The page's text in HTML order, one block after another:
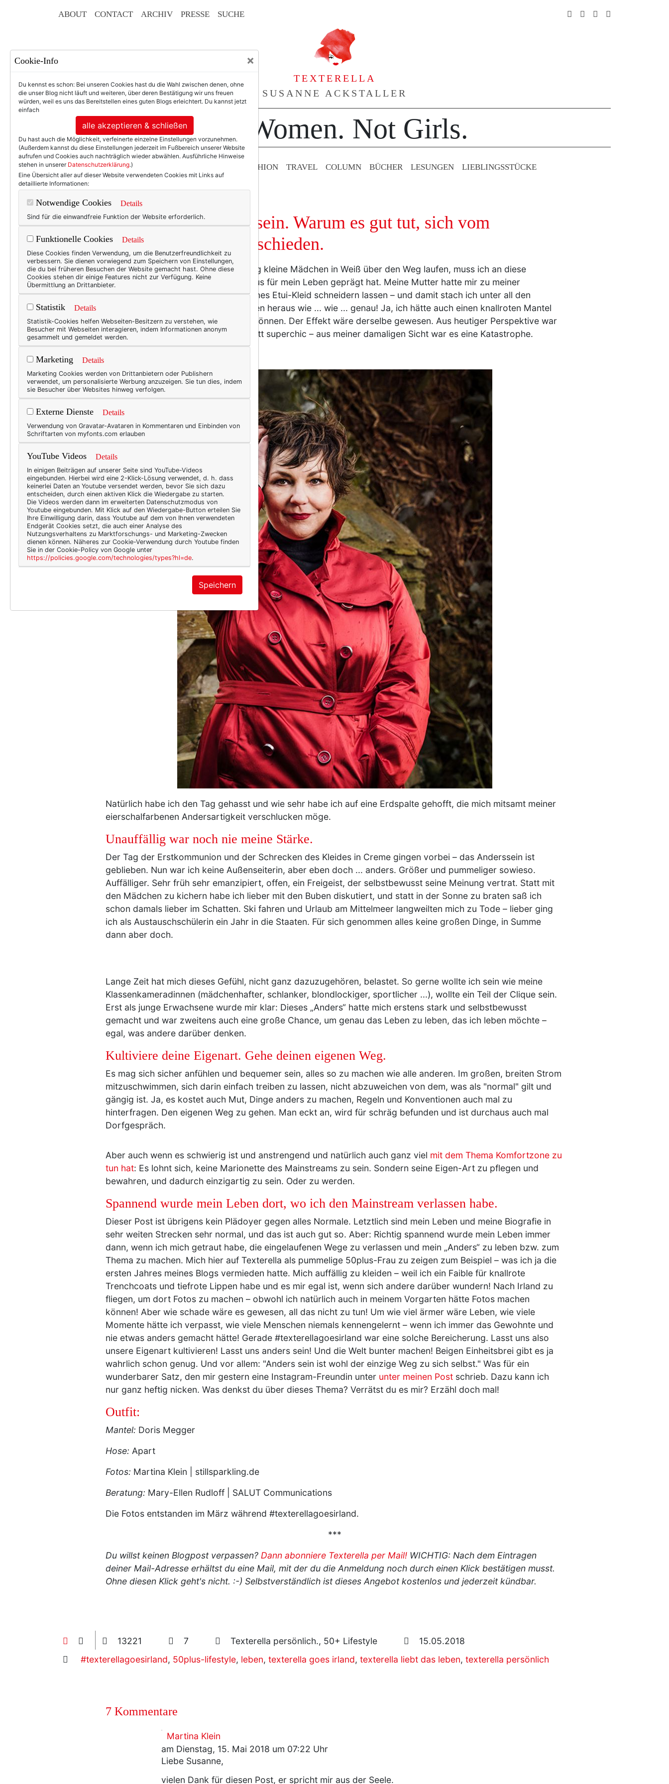
ABOUT CONTACT ARCHIV PRESSE SUCHE
TEXTERELLA
SUSANNE ACKSTALLER
For Women. Not Girls.
BEAUTY & FASHION TRAVEL COLUMN BÜCHER LESUNGEN LIEBLINGS­STÜCKE
TEXTERELLA PERSÖNLICH.
Trau dich, anders zu sein. Warum es gut tut, sich vom
Mainstream zu verabschieden.
Immer wenn mir an einem Maisonntag kleine Mädchen in Weiß über den Weg laufen, muss ich an diese
Geschichte denken, die mich durchaus für mein Leben geprägt hat. Meine Mutter hatte mir zu meiner
Erstkommunion ein eierschalenfarbenes Etui-Kleid schneidern lassen – und damit stach ich unter all den
schneeweiß-zugetüllten Kinderbräuten heraus wie ... wie ... genau! Ja, ich hätte auch einen knallroten Mantel
anstatt eines weißen Kleides tragen können. Der Effekt wäre derselbe gewesen. Aus heutiger Perspektive war
das Kleid mit seinem schlichten Schnitt superchic – aus meiner damaligen Sicht war es eine Katastrophe.
Natürlich habe ich den Tag gehasst und wie sehr habe ich auf eine Erdspalte gehofft, die mich mitsamt meiner
eierschalfarbenen Andersartigkeit verschlucken möge.
Unauffällig war noch nie meine Stärke.
Der Tag der Erstkommunion und der Schrecken des Kleides in Creme gingen vorbei – das Anderssein ist
geblieben. Nun war ich keine Außenseiterin, aber eben doch ... anders. Größer und pummeliger sowieso.
Auffälliger. Sehr früh sehr emanzipiert, offen, ein Freigeist, der selbstbewusst seine Meinung vertrat. Statt mit
den Mädchen zu kichern habe ich lieber mit den Buben diskutiert, und statt in der Sonne zu braten saß ich
schon damals lieber im Schatten. Ski fahren und Urlaub am Mittelmeer langweilten mich zu Tode – lieber ging
ich als Austauschschülerin ein Jahr in die Staaten. Für sich genommen alles keine großen Dinge, in Summe
dann aber doch.
Lange Zeit hat mich dieses Gefühl, nicht ganz dazuzugehören, belastet. So gerne wollte ich sein wie meine
Klassenkameradinnen (mädchenhafter, schlanker, blondlockiger, sportlicher ...), wollte ein Teil der Clique sein.
Erst als junge Erwachsene wurde mir klar: Dieses „Anders“ hatte mich erstens stark und selbstbewusst
gemacht und war zweitens auch eine große Chance, um genau das Leben zu leben, das ich leben möchte –
egal, was andere darüber denken.
Kultiviere deine Eigenart. Gehe deinen eigenen Weg.
Es mag sich sicher anfühlen und bequemer sein, alles so zu machen wie alle anderen. Im großen, breiten Strom
mitzuschwimmen, sich darin einfach treiben zu lassen, nicht abzuweichen von dem, was als "normal" gilt und
gängig ist. Ja, es kostet auch Mut, Dinge anders zu machen, Regeln und Konventionen auch mal zu
hinterfragen. Den eigenen Weg zu gehen. Man eckt an, wird für schräg befunden und ist durchaus auch mal
Dorfgespräch.
Aber auch wenn es schwierig ist und anstrengend und natürlich auch ganz viel mit dem Thema Komfortzone zu
tun hat: Es lohnt sich, keine Marionette des Mainstreams zu sein. Sondern seine Eigen-Art zu pflegen und
bewahren, und dadurch einzigartig zu sein. Oder zu werden.
Spannend wurde mein Leben dort, wo ich den Mainstream verlassen habe.
Dieser Post ist übrigens kein Plädoyer gegen alles Normale. Letztlich sind mein Leben und meine Biografie in
sehr weiten Strecken sehr normal, und das ist auch gut so. Aber: Richtig spannend wurde mein Leben immer
dann, wenn ich mich getraut habe, die eingelaufenen Wege zu verlassen und mein „Anders“ zu leben bzw. zum
Thema zu machen. Mich hier auf Texterella als pummelige 50plus-Frau zu zeigen zum Beispiel – was ich ja die
ersten Jahres meines Blogs vermieden hatte. Mich auffällig zu kleiden – weil ich ein Faible für knallrote
Trenchcoats und tiefrote Lippen habe und es mir egal ist, wenn sich andere darüber wundern! Nach Irland zu
fliegen, um dort Fotos zu machen – obwohl ich natürlich auch in meinem Vorgarten hätte Fotos machen
können! Aber wie schade wäre es gewesen, all das nicht zu tun! Um wie viel ärmer wäre Leben, wie viele
Momente hätte ich verpasst, wie viele Menschen niemals kennengelernt – wenn ich immer das Gewohnte und
nie etwas anders gemacht hätte! Gerade #texterellagoesirland war eine solche Bereicherung. Lasst uns also
unsere Eigenart kultivieren! Lasst uns anders sein! Und die Welt bunter machen! Beigen Einheitsbrei gibt es ja
wahrlich schon genug. Und vor allem: "Anders sein ist wohl der einzige Weg zu sich selbst." Was für ein
wunderbarer Satz, den mir gestern eine Instagram-Freundin unter unter meinen Post schrieb. Dazu kann ich
nur ganz heftig nicken. Was denkst du über dieses Thema? Verrätst du es mir? Erzähl doch mal!
Outfit:
Mantel: Doris Megger
Hose: Apart
Fotos: Martina Klein | stillsparkling.de
Beratung: Mary-Ellen Rudloff | SALUT Communications
Die Fotos entstanden im März während #texterellagoesirland.
***
Du willst keinen Blogpost verpassen? Dann abonniere Texterella per Mail! WICHTIG: Nach dem Eintragen
deiner Mail-Adresse erhältst du eine Mail, mit der du die Anmeldung noch durch einen Klick bestätigen musst.
Ohne diesen Klick geht's nicht. :-) Selbstverständlich ist dieses Angebot kostenlos und jederzeit kündbar.
13221 7 Texterella persönlich., 50+ Lifestyle
15.05.2018
#texterellagoesirland, 50plus-lifestyle, leben, texterella goes irland, texterella liebt das leben, texterella persönlich
7 Kommentare
Martina Klein
am Dienstag, 15. Mai 2018 um 07:22 Uhr
Liebe Susanne,
vielen Dank für diesen Post, er spricht mir aus der Seele.
Cookie-Info ×
Du kennst es schon: Bei unseren Cookies hast du die Wahl zwischen denen, ohne
die unser Blog nicht läuft und weiteren, über deren Bestätigung wir uns freuen
würden, weil es uns das Bereitstellen eines guten Blogs erleichtert. Du kannst jetzt
einfach
alle akzeptieren & schließen
Du hast auch die Möglichkeit, verfeinerte einzelne Einstellungen vorzunehmen.
(Außerdem kannst du diese Einstellungen jederzeit im Fußbereich unserer Website
aufrufen und Cookies auch nachträglich wieder abwählen. Ausführliche Hinweise
stehen in unserer Datenschutzerklärung.)
Eine Übersicht aller auf dieser Website verwendeten Cookies mit Links auf
detaillierte Informationen:
Notwendige Cookies Details
Sind für die einwandfreie Funktion der Website erforderlich.
Funktionelle Cookies Details
Diese Cookies finden Verwendung, um die Benutzerfreundlichkeit zu
verbessern. Sie dienen vorwiegend zum Speichern von Einstellungen,
die du bei früheren Besuchen der Website gemacht hast. Ohne diese
Cookies stehen dir einige Features nicht zur Verfügung. Keine
Übermittlung an Drittanbieter.
Statistik Details
Statistik-Cookies helfen Webseiten-Besitzern zu verstehen, wie
Besucher mit Webseiten interagieren, indem Informationen anonym
gesammelt und gemeldet werden.
Marketing Details
Marketing Cookies werden von Drittanbietern oder Publishern
verwendet, um personalisierte Werbung anzuzeigen. Sie tun dies, indem
sie Besucher über Websites hinweg verfolgen.
Externe Dienste Details
Verwendung von Gravatar-Avataren in Kommentaren und Einbinden von
Schriftarten von myfonts.com erlauben
YouTube Videos Details
In einigen Beiträgen auf unserer Seite sind YouTube-Videos
eingebunden. Hierbei wird eine 2-Klick-Lösung verwendet, d. h. dass
keinerlei Daten an Youtube versendet werden, bevor Sie sich dazu
entscheiden, durch einen aktiven Klick die Wiedergabe zu starten.
Die Videos werden dann im erweiterten Datenschutzmodus von
Youtube eingebunden. Mit Klick auf den Wiedergabe-Button erteilen Sie
Ihre Einwilligung darin, dass Youtube auf dem von Ihnen verwendeten
Endgerät Cookies setzt, die auch einer Analyse des
Nutzungsverhaltens zu Marktforschungs- und Marketing-Zwecken
dienen können. Näheres zur Cookie-Verwendung durch Youtube finden
Sie in der Cookie-Policy von Google unter
https://policies.google.com/technologies/types?hl=de.
Speichern